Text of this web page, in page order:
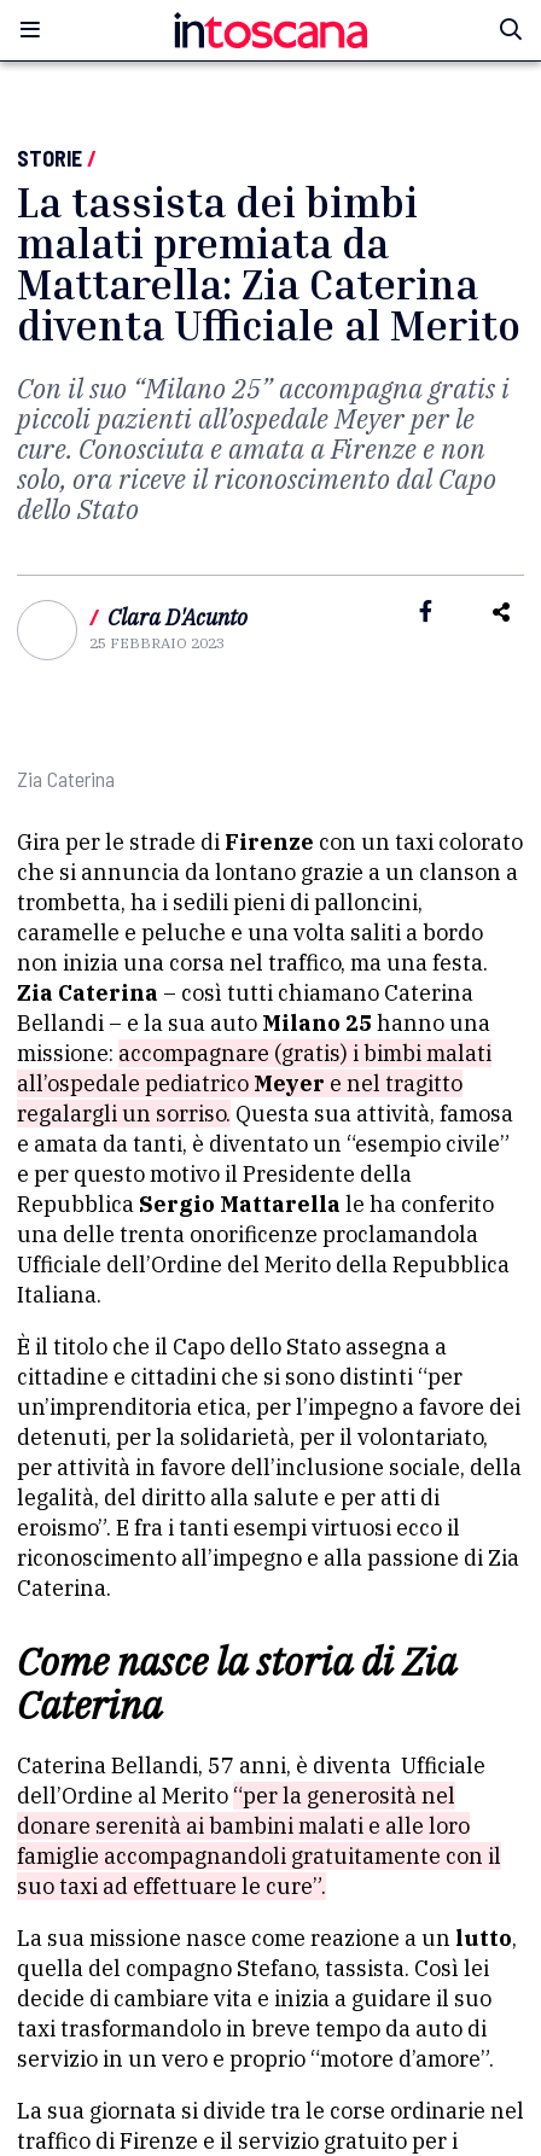
STORIE/
La tassista dei bimbi
malati premiata da
Mattarella: Zia Caterina
diventa Ufficiale al Merito
Con il suo “Milano 25” accompagna gratis i
piccoli pazienti all’ospedale Meyer per le
cure. Conosciuta e amata a Firenze e non
solo, ora riceve il riconoscimento dal Capo
dello Stato
/ Clara D'Acunto
25 FEBBRAIO 2023
Zia Caterina
Gira per le strade di Firenze con un taxi colorato
che si annuncia da lontano grazie a un clanson a
trombetta, ha i sedili pieni di palloncini,
caramelle e peluche e una volta saliti a bordo
non inizia una corsa nel traffico, ma una festa.
Zia Caterina – così tutti chiamano Caterina
Bellandi – e la sua auto Milano 25 hanno una
missione: accompagnare (gratis) i bimbi malati
all’ospedale pediatrico Meyer e nel tragitto
regalargli un sorriso. Questa sua attività, famosa
e amata da tanti, è diventato un “esempio civile”
e per questo motivo il Presidente della
Repubblica Sergio Mattarella le ha conferito
una delle trenta onorificenze proclamandola
Ufficiale dell’Ordine del Merito della Repubblica
Italiana.
È il titolo che il Capo dello Stato assegna a
cittadine e cittadini che si sono distinti “per
un’imprenditoria etica, per l’impegno a favore dei
detenuti, per la solidarietà, per il volontariato,
per attività in favore dell’inclusione sociale, della
legalità, del diritto alla salute e per atti di
eroismo”. E fra i tanti esempi virtuosi ecco il
riconoscimento all’impegno e alla passione di Zia
Caterina.
Come nasce la storia di Zia
Caterina
Caterina Bellandi, 57 anni, è diventa Ufficiale
dell’Ordine al Merito “per la generosità nel
donare serenità ai bambini malati e alle loro
famiglie accompagnandoli gratuitamente con il
suo taxi ad effettuare le cure”.
La sua missione nasce come reazione a un lutto,
quella del compagno Stefano, tassista. Così lei
decide di cambiare vita e inizia a guidare il suo
taxi trasformandolo in breve tempo da auto di
servizio in un vero e proprio “motore d’amore”.
La sua giornata si divide tra le corse ordinarie nel
traffico di Firenze e il servizio gratuito per i